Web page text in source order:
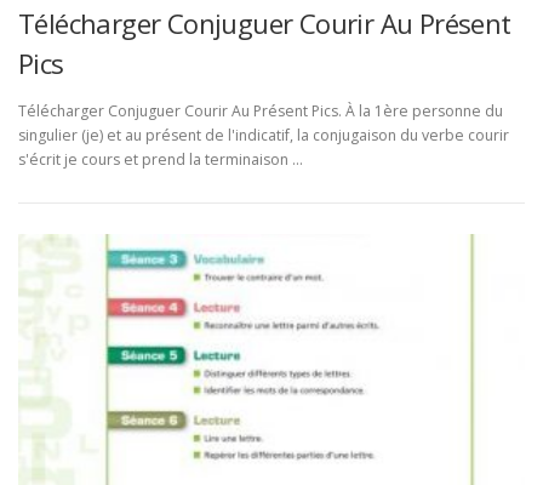
Télécharger Conjuguer Courir Au Présent
Pics
Télécharger Conjuguer Courir Au Présent Pics. À la 1ère personne du
singulier (je) et au présent de l'indicatif, la conjugaison du verbe courir
s'écrit je cours et prend la terminaison …